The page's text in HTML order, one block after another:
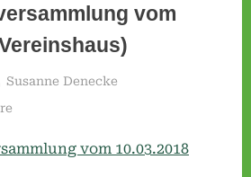
vom
By
Susanne Denecke
vom